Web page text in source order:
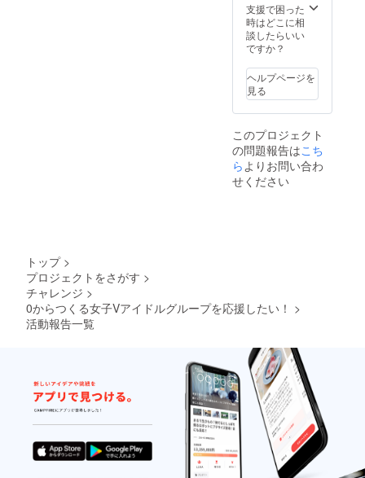
支援で困った
時はどこに相
談したらいい
ですか？
ヘルプページを
見る
このプロジェクト
の問題報告はこち
ら よりお問い合わ
せください
トップ >
プロジェクトをさがす >
チャレンジ >
0からつくる女子Vアイドルグループを応援したい！ >
活動報告一覧